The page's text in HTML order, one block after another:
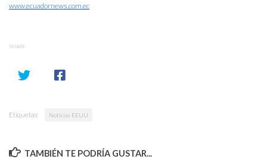
www.ecuadornews.com.ec
SHARE
Etiquetas: Noticias EEUU
TAMBIÉN TE PODRÍA GUSTAR...